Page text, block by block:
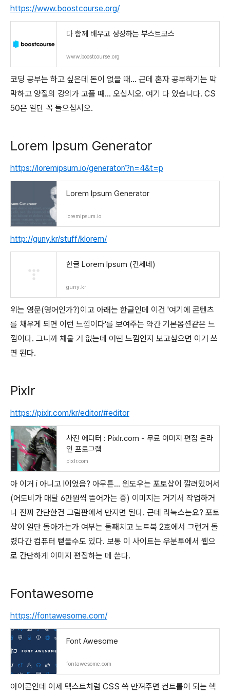
https://www.boostcourse.org/
다 함께 배우고 성장하는 부스트코스
www.boostcourse.org
코딩 공부는 하고 싶은데 돈이 없을 때... 근데 혼자 공부하기는 막
막하고 양질의 강의가 고플 때... 오십시오. 여기 다 있습니다. CS
50은 일단 꼭 들으십시오.
Lorem Ipsum Generator
https://loremipsum.io/generator/?n=4&t=p
Lorem Ipsum Generator
loremipsum.io
http://guny.kr/stuff/klorem/
한글 Lorem Ipsum (간세네)
guny.kr
위는 영문(영어인가?)이고 아래는 한글인데 이건 '여기에 콘텐츠
를 채우게 되면 이런 느낌이다'를 보여주는 약간 기본옵션같은 느
낌이다. 그니까 채울 거 없는데 어떤 느낌인지 보고싶으면 이거 쓰
면 된다.
Pixlr
https://pixlr.com/kr/editor/#editor
사진 에디터 : Pixlr.com - 무료 이미지 편집 온라
인 프로그램
pixlr.com
아 이거 i 아니고 l이었음? 아무튼... 윈도우는 포토샵이 깔려있어서
(어도비가 매달 6만원씩 뜯어가는 중) 이미지는 거기서 작업하거
나 진짜 간단한건 그림판에서 만지면 된다. 근데 리눅스는요? 포토
샵이 일단 돌아가는가 여부는 둘째치고 노트북 2호에서 그런거 돌
렸다간 컴퓨터 뻗을수도 있다. 보통 이 사이트는 우분투에서 웹으
로 간단하게 이미지 편집하는 데 쓴다.
Fontawesome
https://fontawesome.com/
Font Awesome
fontawesome.com
아이콘인데 이제 텍스트처럼 CSS 쓱 만져주면 컨트롤이 되는 핵